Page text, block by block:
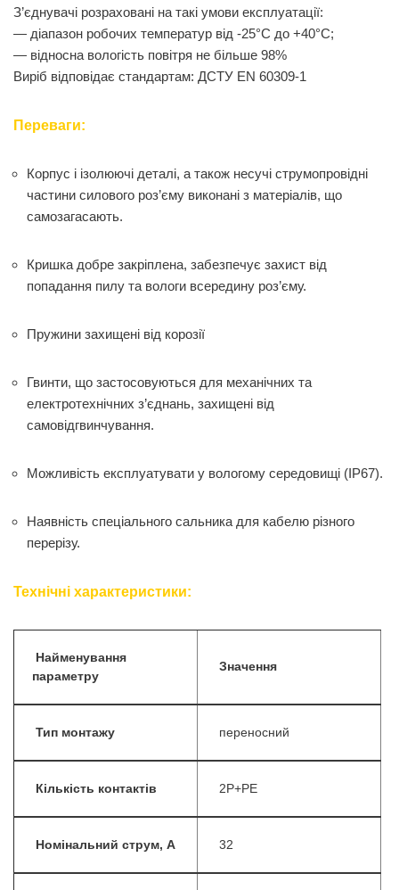
З’єднувачі розраховані на такі умови експлуатації:
— діапазон робочих температур від -25°C до +40°C;
— відносна вологість повітря не більше 98%
Виріб відповідає стандартам: ДСТУ EN 60309-1
Переваги:
Корпус і ізолюючі деталі, а також несучі струмопровідні
частини силового роз’єму виконані з матеріалів, що
самозагасають.
Кришка добре закріплена, забезпечує захист від
попадання пилу та вологи всередину роз’єму.
Пружини захищені від корозії
Гвинти, що застосовуються для механічних та
електротехнічних з’єднань, захищені від
самовідгвинчування.
Можливість експлуатувати у вологому середовищі (IP67).
Наявність спеціального сальника для кабелю різного
перерізу.
Технічні характеристики:
Найменування
параметру
Значення
Тип монтажу переносний
Кількість контактів 2Р+РЕ
Номінальний струм, А 32